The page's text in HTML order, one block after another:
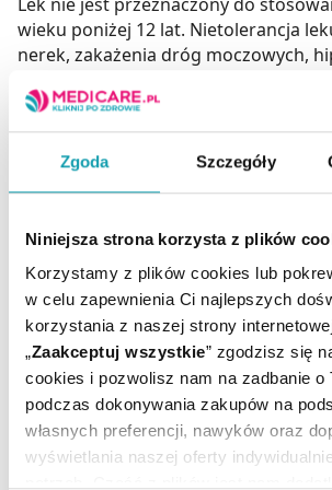
Zgoda Szczegóły
Niniejsza strona korzysta z plików
Korzystamy z plików cookies lub
w celu zapewnienia Ci najlepszych
korzystania z naszej strony
„Zaakceptuj wszystkie” zgodzisz się
cookies i pozwolisz nam na zadbanie o
podczas dokonywania zakupów na
własnych preferencji, nawyków oraz
wyświetlania naszej oferty
wieku poniżej 12 lat. Nietolerancja
nerek, zakażenia dróg moczowych,
miastenia. Nie podawać podczas
ulotką dołączoną do opakowania.
maksymalnej dawki leku. W
skonsultuj się z lekarzem lub
Producent / Podmiot
odpowiedzialny:
Rejestracja produktu:
Lek
Postać: